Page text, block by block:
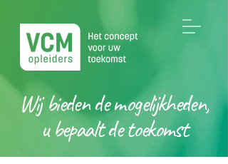
Wij bieden de mogelijkheden,
u bepaalt de toekomst